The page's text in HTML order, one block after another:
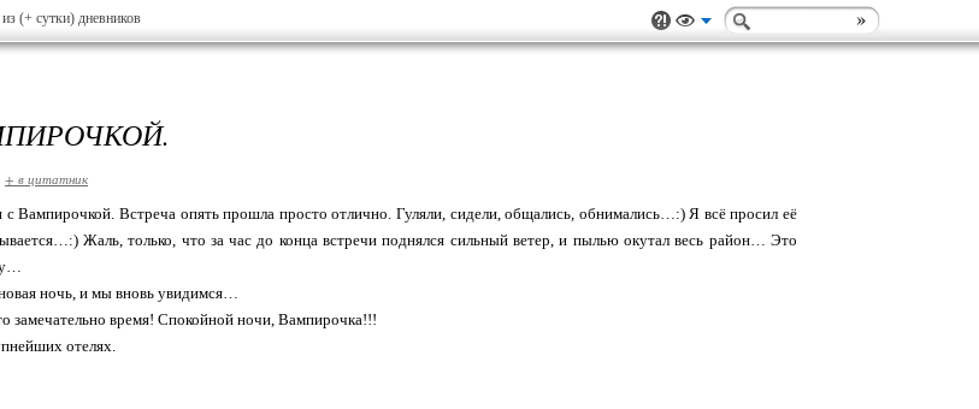
из (+ сутки) дневников
+ в цитатник
с Вампирочкой. Встреча опять прошла просто отлично. Гуляли, сидели, общались, обнимались…:) Я всё просил её
Жаль, только, что за час до конца встречи поднялся сильный ветер, и пылью окутал весь район… Это
ночь, и мы вновь увидимся…
замечательно время! Спокойной ночи, Вампирочка!!!
отелях.